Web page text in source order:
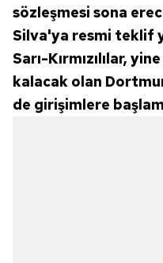
sözleşmesi sona
Silva'ya resmi teklif
Sarı-Kırmızılılar,
kalacak olan
de girişimlere